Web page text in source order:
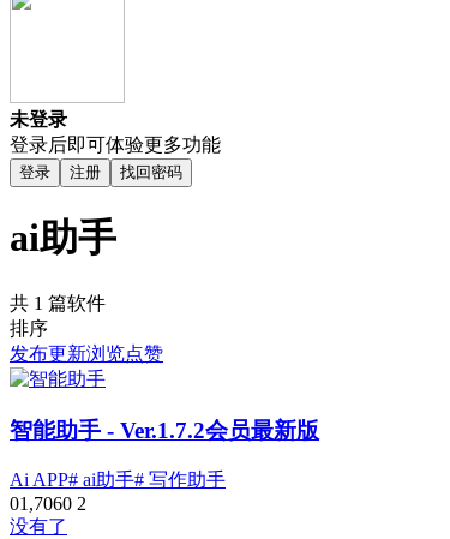
未登录
登录后即可体验更多功能
登录 注册 找回密码
ai助手
共 1 篇软件
排序
发布更新浏览点赞
智能助手 - Ver.1.7.2会员最新版
Ai APP# ai助手# 写作助手
01,7060 2
没有了